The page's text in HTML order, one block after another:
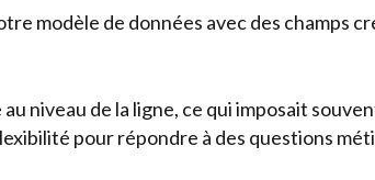
modèle de données avec des champs
niveau de la ligne, ce qui imposait
pour répondre à des questions